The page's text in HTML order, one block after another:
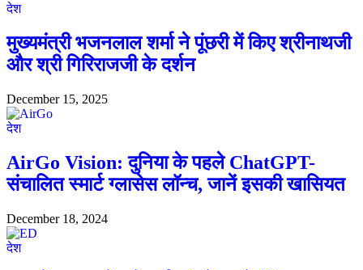
देश
मुख्यमंत्री भजनलाल शर्मा ने पूंछरी में किए श्रीनाथजी
और श्री गिरिराजजी के दर्शन
December 15, 2025
देश
AirGo Vision: दुनिया के पहले ChatGPT-
संचालित स्मार्ट ग्लासेस लॉन्च, जानें इसकी खासियत
December 18, 2024
देश